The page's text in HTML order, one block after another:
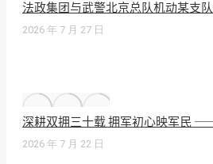
法政集团与武警北京总队机动某支
2026 年 7 月 27 日
深耕双拥三十载 拥军初心映军民
2026 年 7 月 22 日